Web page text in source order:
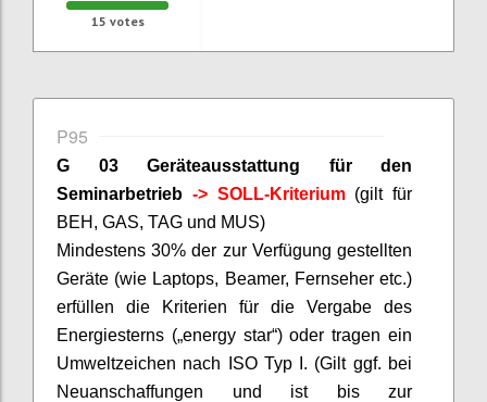
15 votes
P95
G 03 Geräteausstattung für den
Seminarbetrieb -> SOLL-Kriterium (gilt für
BEH, GAS, TAG und MUS)
Mindestens 30% der zur Verfügung gestellten
Geräte (wie Laptops, Beamer, Fernseher etc.)
erfüllen die Kriterien für die Vergabe des
Energiesterns („energy star“) oder tragen ein
Umweltzeichen nach ISO Typ I. (Gilt ggf. bei
Neuanschaffungen und ist bis zur